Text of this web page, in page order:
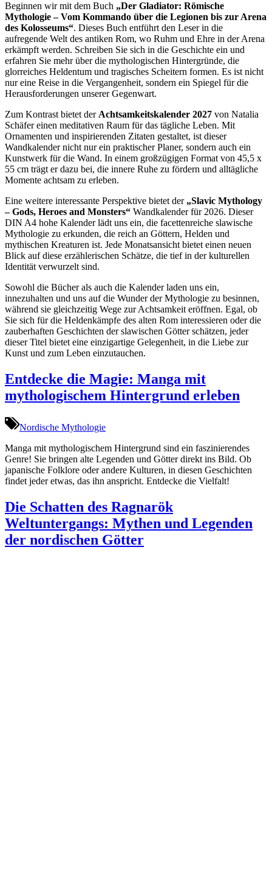
Beginnen wir mit dem Buch „Der Gladiator: Römische
Mythologie – Vom Kommando über die Legionen bis zur Arena
des Kolosseums“. Dieses Buch entführt den Leser in die
aufregende Welt des antiken Rom, wo Ruhm und Ehre in der Arena
erkämpft werden. Schreiben Sie sich in die Geschichte ein und
erfahren Sie mehr über die mythologischen Hintergründe, die
glorreiches Heldentum und tragisches Scheitern formen. Es ist nicht
nur eine Reise in die Vergangenheit, sondern ein Spiegel für die
Herausforderungen unserer Gegenwart.
Zum Kontrast bietet der Achtsamkeitskalender 2027 von Natalia
Schäfer einen meditativen Raum für das tägliche Leben. Mit
Ornamenten und inspirierenden Zitaten gestaltet, ist dieser
Wandkalender nicht nur ein praktischer Planer, sondern auch ein
Kunstwerk für die Wand. In einem großzügigen Format von 45,5 x
55 cm trägt er dazu bei, die innere Ruhe zu fördern und alltägliche
Momente achtsam zu erleben.
Eine weitere interessante Perspektive bietet der „Slavic Mythology
– Gods, Heroes and Monsters“ Wandkalender für 2026. Dieser
DIN A4 hohe Kalender lädt uns ein, die facettenreiche slawische
Mythologie zu erkunden, die reich an Göttern, Helden und
mythischen Kreaturen ist. Jede Monatsansicht bietet einen neuen
Blick auf diese erzählerischen Schätze, die tief in der kulturellen
Identität verwurzelt sind.
Sowohl die Bücher als auch die Kalender laden uns ein,
innezuhalten und uns auf die Wunder der Mythologie zu besinnen,
während sie gleichzeitig Wege zur Achtsamkeit eröffnen. Egal, ob
Sie sich für die Heldenkämpfe des alten Rom interessieren oder die
zauberhaften Geschichten der slawischen Götter schätzen, jeder
dieser Titel bietet eine einzigartige Gelegenheit, in die Liebe zur
Kunst und zum Leben einzutauchen.
Entdecke die Magie: Manga mit
mythologischem Hintergrund erleben
Nordische Mythologie
Manga mit mythologischem Hintergrund sind ein faszinierendes
Genre! Sie bringen alte Legenden und Götter direkt ins Bild. Ob
japanische Folklore oder andere Kulturen, in diesen Geschichten
findet jeder etwas, das ihn anspricht. Entdecke die Vielfalt!
Die Schatten des Ragnarök
Weltuntergangs: Mythen und Legenden
der nordischen Götter